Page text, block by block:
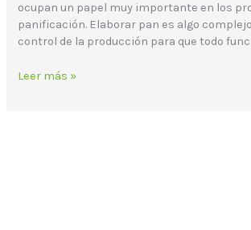
ocupan un papel muy importante en los
panificación. Elaborar pan es algo
control de la producción para que todo
Leer más »